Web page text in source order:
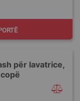
për lavatrice,